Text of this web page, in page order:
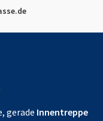
gerade Innentreppe